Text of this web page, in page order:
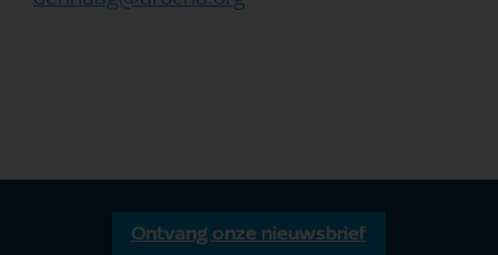
Ontvang onze nieuwsbrief